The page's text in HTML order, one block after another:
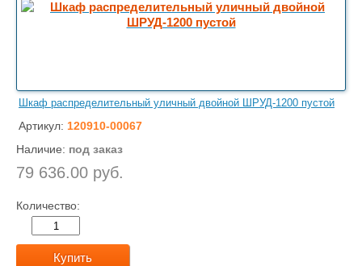
Шкаф распределительный уличный двойной ШРУД-1200 пустой
Артикул: 120910-00067
Наличие: под заказ
79 636.00 руб.
Количество:
Купить